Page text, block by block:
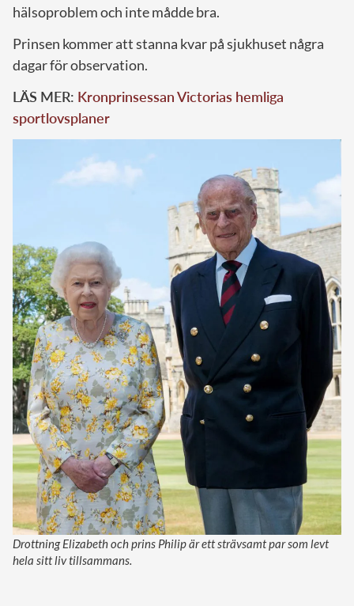
hälsoproblem och inte mådde bra.
Prinsen kommer att stanna kvar på sjukhuset några
dagar för observation.
LÄS MER: Kronprinsessan Victorias hemliga
sportlovsplaner
Drottning Elizabeth och prins Philip är ett strävsamt par som levt
hela sitt liv tillsammans.